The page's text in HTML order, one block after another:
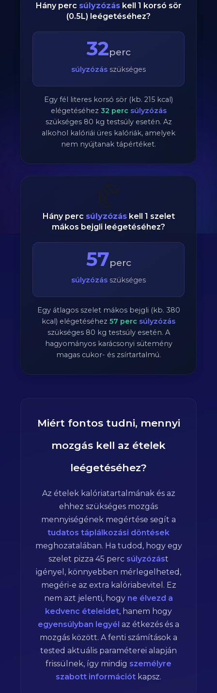
Hány perc súlyzózáskell 1 korsó sör
(0.5L) leégetéséhez?
32perc
súlyzózás szükséges
Egy fél literes korsó sör (kb. 215 kcal)
elégetéséhez 32 perc súlyzózás
szükséges 80 kg testsúly esetén. Az
alkohol kalóriái üres kalóriák, amelyek
nem nyújtanak tápértéket.
🥐
Hány perc súlyzózáskell 1 szelet
mákos bejgli leégetéséhez?
57perc
súlyzózás szükséges
Egy átlagos szelet mákos bejgli (kb. 380
kcal) elégetéséhez 57 perc súlyzózás
szükséges 80 kg testsúly esetén. A
hagyományos karácsonyi sütemény
magas cukor- és zsírtartalmú.
Miért fontos tudni, mennyi
mozgás kell az ételek
leégetéséhez?
Az ételek kalóriatartalmának és az
ehhez szükséges mozgás
mennyiségének megértése segít a
tudatos táplálkozási döntések
meghozatalában. Ha tudod, hogy egy
szelet pizza 45 perc súlyzózást
igényel, könnyebben mérlegelheted,
megéri-e az extra kalóriabevitel. Ez
nem azt jelenti, hogy ne élvezd a
kedvenc ételeidet, hanem hogy
egyensúlyban legyél az étkezés és a
mozgás között. A fenti számítások a
tested aktuális paraméterei alapján
frissülnek, így mindig személyre
szabott információt kapsz.